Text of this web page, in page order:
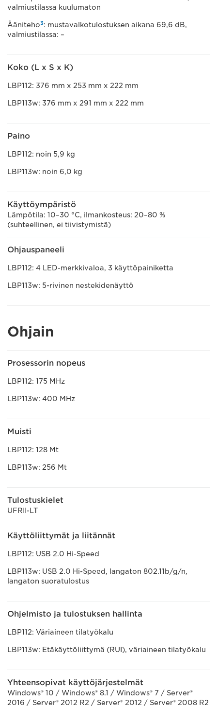
valmiustilassa kuulumaton
Ääniteho3: mustavalkotulostuksen aikana 69,6 dB,
valmiustilassa: –
Koko (L x S x K)
LBP112: 376 mm x 253 mm x 222 mm
LBP113w: 376 mm x 291 mm x 222 mm
Paino
LBP112: noin 5,9 kg
LBP113w: noin 6,0 kg
Käyttöympäristö
Lämpötila: 10–30 °C, ilmankosteus: 20–80 %
(suhteellinen, ei tiivistymistä)
Ohjauspaneeli
LBP112: 4 LED-merkkivaloa, 3 käyttöpainiketta
LBP113w: 5-rivinen nestekidenäyttö
Ohjain
Prosessorin nopeus
LBP112: 175 MHz
LBP113w: 400 MHz
Muisti
LBP112: 128 Mt
LBP113w: 256 Mt
Tulostuskielet
UFRII-LT
Käyttöliittymät ja liitännät
LBP112: USB 2.0 Hi-Speed
LBP113w: USB 2.0 Hi-Speed, langaton 802.11b/g/n,
langaton suoratulostus
Ohjelmisto ja tulostuksen hallinta
LBP112: Väriaineen tilatyökalu
LBP113w: Etäkäyttöliittymä (RUI), väriaineen tilatyökalu
Yhteensopivat käyttöjärjestelmät
Windows® 10 / Windows® 8.1 / Windows® 7 / Server®
2016 / Server® 2012 R2 / Server® 2012 / Server® 2008 R2